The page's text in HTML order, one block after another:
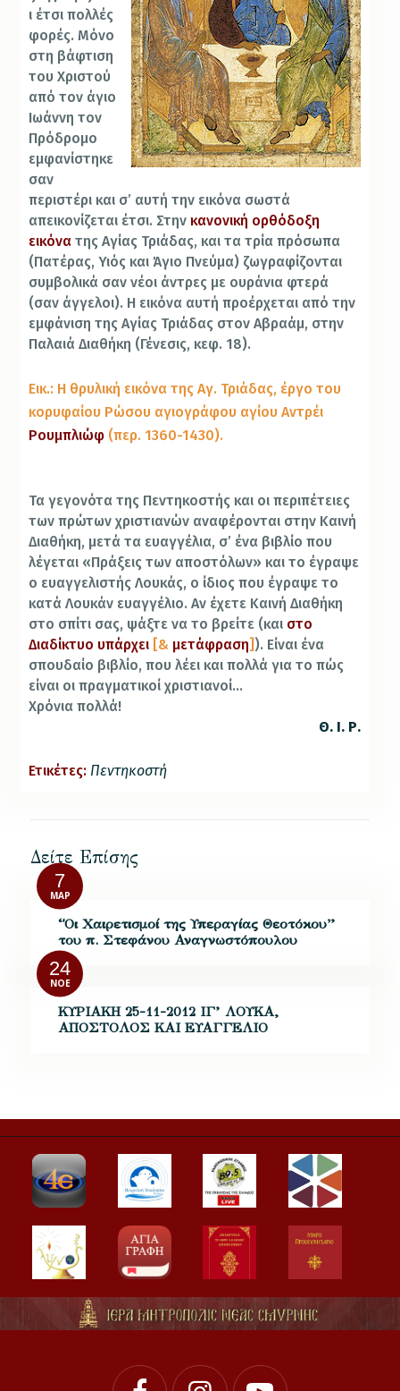
ι έτσι πολλές
φορές. Μόνο
στη βάφτιση
του Χριστού
από τον άγιο
Ιωάννη τον
Πρόδρομο
εμφανίστηκε
σαν
περιστέρι και σ’ αυτή την εικόνα σωστά
απεικονίζεται έτσι. Στηνκανονική ορθόδοξη
εικόνα της Αγίας Τριάδας, και τα τρία πρόσωπα
(Πατέρας, Υιός και Άγιο Πνεύμα) ζωγραφίζονται
συμβολικά σαν νέοι άντρες με ουράνια φτερά
(σαν άγγελοι). Η εικόνα αυτή προέρχεται από την
εμφάνιση της Αγίας Τριάδας στον Αβραάμ, στην
Παλαιά Διαθήκη (Γένεσις, κεφ. 18).
Εικ.: Η θρυλική εικόνα της Αγ. Τριάδας, έργο του
κορυφαίου Ρώσου αγιογράφου αγίου Αντρέι
Ρουμπλιώφ (περ. 1360-1430).
Τα γεγονότα της Πεντηκοστής και οι περιπέτειες
των πρώτων χριστιανών αναφέρονται στην Καινή
Διαθήκη, μετά τα ευαγγέλια, σ’ ένα βιβλίο που
λέγεται «Πράξεις των αποστόλων» και το έγραψε
ο ευαγγελιστής Λουκάς, ο ίδιος που έγραψε το
κατά Λουκάν ευαγγέλιο. Αν έχετε Καινή Διαθήκη
στο σπίτι σας, ψάξτε να το βρείτε (και στο
Διαδίκτυο υπάρχει [& μετάφραση ). Είναι ένα
σπουδαίο βιβλίο, που λέει και πολλά για το πώς
είναι οι πραγματικοί χριστιανοί…
Χρόνια πολλά!
Θ. Ι. Ρ.
Ετικέτες: Πεντηκοστή
Δείτε Επίσης
7
ΜΑΡ
“Οι Χαιρετισμοί της Υπεραγίας Θεοτόκου”
του π. Στεφάνου Αναγνωστόπουλου
24
ΝΟΈ
ΚΥΡΙΑΚΗ 25-11-2012 ΙΓ’ ΛΟΥΚΑ,
ΑΠΟΣΤΟΛΟΣ ΚΑΙ ΕΥΑΓΓΕΛΙΟ